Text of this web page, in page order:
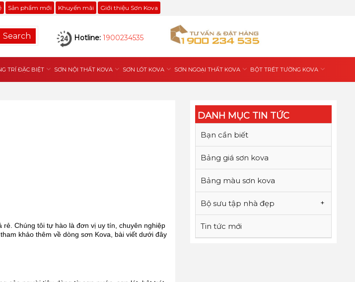
Sản phẩm mới Khuyến mãi Giới thiệu Sơn Kova
Search Hotline:1900234535
TRÍ ĐẶC BIỆT SƠN NỘI THẤT KOVA SƠN LÓT KOVA SƠN NGOẠI THẤT KOVA BỘT TRÉT TƯỜNG KOVA
Chúng tôi tự hào là đơn vị uy tín, chuyên nghiệp
khảo thêm về dòng sơn Kova, bài viết dưới đây
DANH MỤC TIN TỨC
Bạn cần biết
Bảng giá sơn kova
Bảng màu sơn kova
Bộ sưu tập nhà đẹp +
Tin tức mới